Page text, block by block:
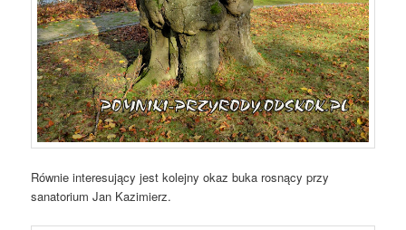
Równie interesujący jest kolejny okaz buka rosnący przy
sanatorium Jan Kazimierz.